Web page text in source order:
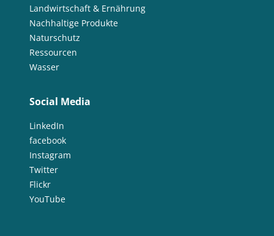
Landwirtschaft & Ernährung
Nachhaltige Produkte
Naturschutz
Ressourcen
Wasser
Social Media
LinkedIn
facebook
Instagram
Twitter
Flickr
YouTube